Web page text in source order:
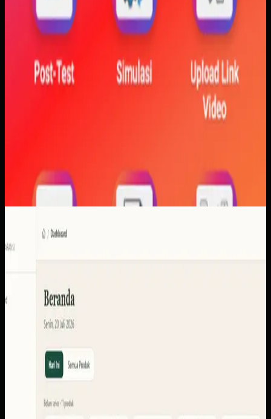
KUD Transparansi
Sebelumnya
anggota, stok, laporan, pencairan, dan portal pengguna
dibutuhkan.
Yang kami bangun
mencakup dasbor operasional, setoran dan settlements,